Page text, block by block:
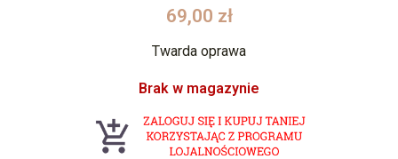
69,00 zł
Twarda oprawa
Brak w magazynie